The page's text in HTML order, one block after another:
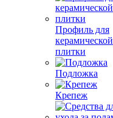
Профиль для
керамической
плитки
Подложка
Крепеж